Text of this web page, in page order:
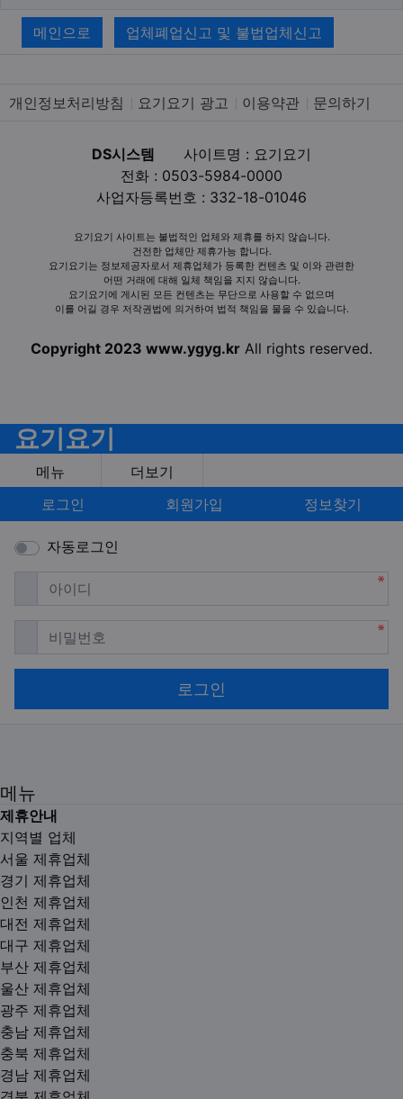
메인으로 업체폐업신고 및 불법업체신고
개인정보처리방침 요기요기 광고 이용약관 문의하기
DS시스템
사이트명 : 요기요기
전화 : 0503-5984-0000
사업자등록번호 : 332-18-01046
요기요기 사이트는 불법적인 업체와 제휴를 하지 않습니다.
건전한 업체만 제휴가능 합니다.
요기요기는 정보제공자로서 제휴업체가 등록한 컨텐츠 및 이와 관련한
어떤 거래에 대해 일체 책임을 지지 않습니다.
요기요기에 게시된 모든 컨텐츠는 무단으로 사용할 수 없으며
이를 어길 경우 저작권법에 의거하여 법적 책임을 물을 수 있습니다.
Copyright 2023 www.ygyg.kr All rights reserved.
요기요기
메뉴
더보기
로그인
회원가입 정보찾기
자동로그인
아이디 필수
비밀번호필수
로그인
메뉴
제휴안내
지역별 업체
서울 제휴업체
경기 제휴업체
인천 제휴업체
대전 제휴업체
대구 제휴업체
부산 제휴업체
울산 제휴업체
광주 제휴업체
충남 제휴업체
충북 제휴업체
경남 제휴업체